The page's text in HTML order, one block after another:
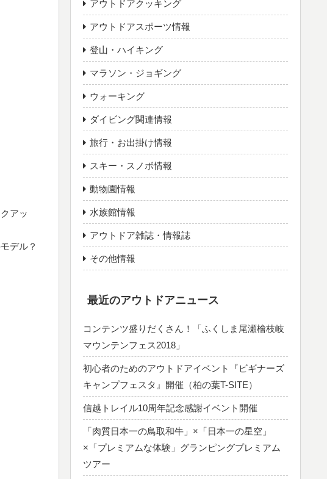
アッ
デル？
アウトドアクッキング
アウトドアスポーツ情報
登山・ハイキング
マラソン・ジョギング
ウォーキング
ダイビング関連情報
旅行・お出掛け情報
スキー・スノボ情報
動物園情報
水族館情報
アウトドア雑誌・情報誌
その他情報
最近のアウトドアニュース
コンテンツ盛りだくさん！「ふくしま尾瀬檜枝岐
マウンテンフェス2018」
初心者のためのアウトドアイベント『ビギナーズ
キャンプフェスタ』開催（柏の葉T-SITE）
信越トレイル10周年記念感謝イベント開催
「肉質日本一の鳥取和牛」×「日本一の星空」
×「プレミアムな体験」グランピングプレミアム
ツアー